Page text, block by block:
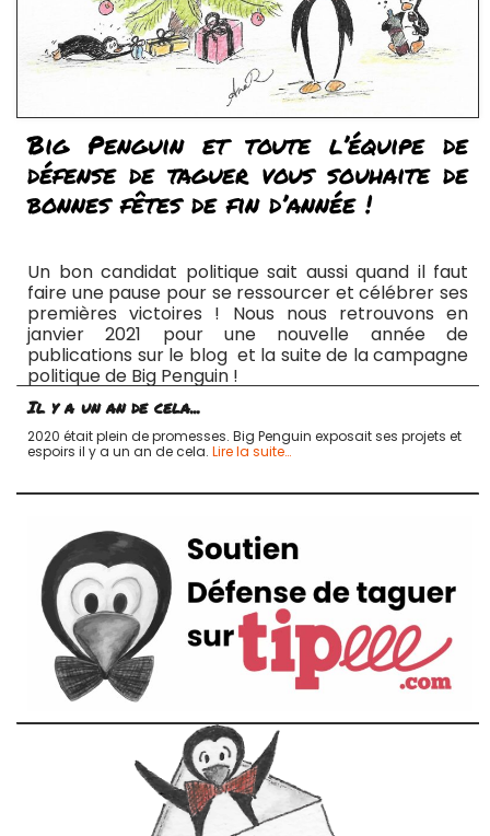
Big Penguin et toute l’équipe de
défense de taguer vous souhaite de
bonnes fêtes de fin d’année !
Un bon candidat politique sait aussi quand il faut
faire une pause pour se ressourcer et célébrer ses
premières victoires ! Nous nous retrouvons en
janvier 2021 pour une nouvelle année de
publications sur le blog et la suite de la campagne
politique de Big Penguin !
Il y a un an de cela...
2020 était plein de promesses. Big Penguin exposait ses projets et
espoirs il y a un an de cela. Lire la suite…